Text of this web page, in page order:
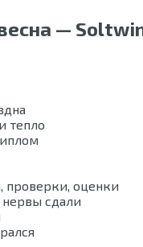
—
тепло
проверки, оценки
сдали